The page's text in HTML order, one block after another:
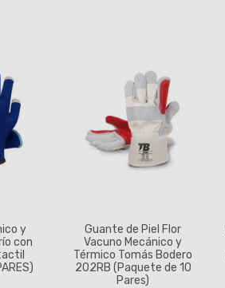
y
con
Guante de Piel Flor
Vacuno Mecánico y
Térmico Tomás Bodero
202RB (Paquete de 10
Pares)